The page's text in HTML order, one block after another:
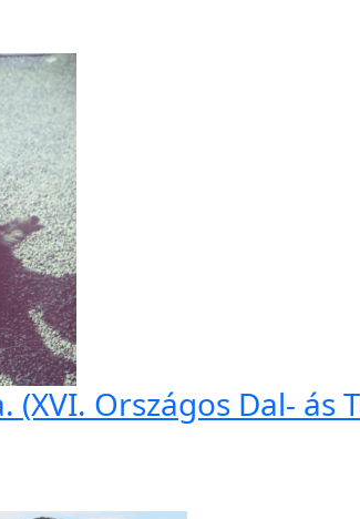
(XVI. Országos Dal- ás